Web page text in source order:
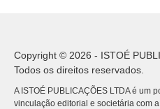
Copyright © 2026 - ISTOÉ
Todos os direitos reservados.
A ISTOÉ PUBLICAÇÕES LTDA é um
vinculação editorial e societária com